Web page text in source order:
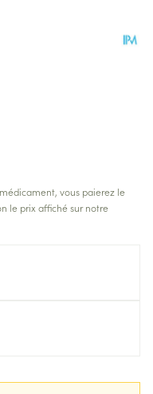
vous paierez le
le prix affiché sur notre